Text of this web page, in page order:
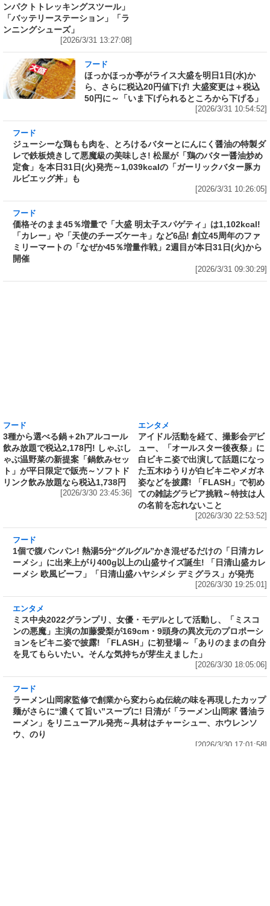
ンパクトトレッキングスツール」
「バッテリーステーション」「ラ
ンニングシューズ」
[2026/3/31 13:27:08]
フード
ほっかほっか亭がライス大盛を明日1日(水)か
ら、さらに税込20円値下げ! 大盛変更は＋税込
50円に～「いま下げられるところから下げる」
[2026/3/31 10:54:52]
ジューシーな鶏もも肉を、とろけるバターとに
んにく醤油の特製ダレで鉄板焼きして悪魔級の
美味しさ! 松屋が「鶏のバター醤油炒め定食」を
[2026/3/31 10:26:05]
フード
価格そのまま45％増量で「大盛 明太子スパゲテ
ィ」は1,102kcal! 「カレー」や「天使のチーズ
トの「なぜか45％増量作戦」2週目が本日31日
(火)から開催
ゃぶ温野菜の新提案「鍋飲みセッ
ト」が平日限定で販売～ソフトド
リンク飲み放題なら税込1,738円
[2026/3/30 23:45:36]
白ビキニ姿で出演して話題になっ
た五木ゆうりが白ビキニやメガネ
姿などを披露! 「FLASH」で初め
ての雑誌グラビア挑戦～特技は人
の名前を忘れないこと
[2026/3/30 22:53:52]
1個で腹パンパン! 熱湯5分“グルグル”かき混ぜるだけの「日清カレ
ーメシ」に出来上がり400g以上の山盛サイズ誕生! 「日清山盛カレ
ーメシ 欧風ビーフ」「日清山盛ハヤシメシ デミグラス」が発売
[2026/3/30 19:25:01]
エンタメ
ミス中央2022グランプリ、女優・モデルとして活動し、「ミスコ
ンの悪魔」主演の加藤愛梨が169cm・9頭身の異次元のプロポーシ
ョンをビキニ姿で披露! 「FLASH」に初登場～「ありのままの自分
を見てもらいたい。そんな気持ちが芽生えました」
[2026/3/30 18:05:06]
フード
ラーメン山岡家監修で創業から変わらぬ伝統の味を再現したカップ
麺がさらに“濃くて旨い”スープに! 日清が「ラーメン山岡家 醤油ラ
ーメン」をリニューアル発売～具材はチャーシュー、ホウレンソ
ウ、のり
[2026/3/30 17:01:58]